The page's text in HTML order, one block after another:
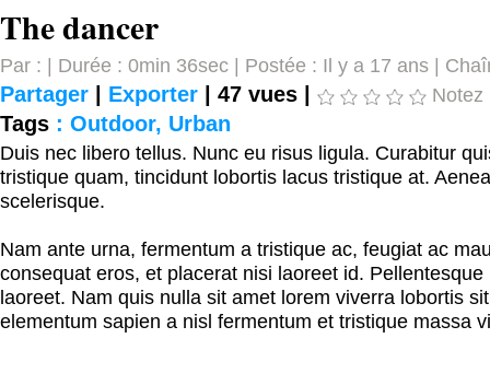
The dancer
Par : | Durée : 0min 36sec | Postée : Il y a 17 ans |
Partager Exporter |47 vues | Notez
Tags :Outdoor, Urban
Duis nec libero tellus. Nunc eu risus ligula. Curabitur
tristique quam, tincidunt lobortis lacus tristique at.
scelerisque.
Nam ante urna, fermentum a tristique ac, feugiat ac
consequat eros, et placerat nisi laoreet id.
laoreet. Nam quis nulla sit amet lorem viverra lobortis
elementum sapien a nisl fermentum et tristique massa